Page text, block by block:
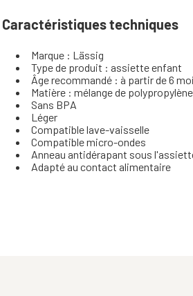
Caractéristiques techniques
Marque : Lässig
Type de produit : assiette enfant
Âge recommandé : à partir de 6
Matière : mélange de
Sans BPA
Léger
Compatible lave-vaisselle
Compatible micro-ondes
Anneau antidérapant sous
Adapté au contact alimentaire